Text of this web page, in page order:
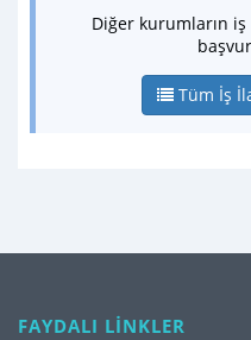
Diğer kurumların iş
Tüm İş
FAYDALI LİNKLER